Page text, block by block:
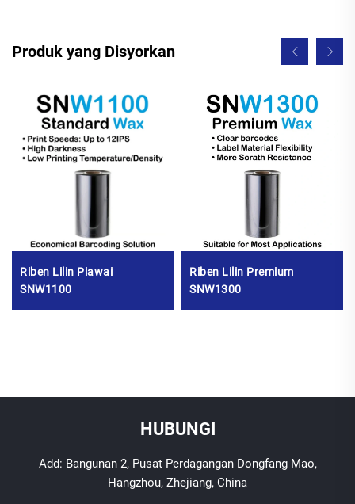
Produk yang Disyorkan
Riben Lilin Piawai
SNW1100
Riben Lilin Premium
SNW1300
HUBUNGI
Add: Bangunan 2, Pusat Perdagangan Dongfang Mao,
Hangzhou, Zhejiang, China